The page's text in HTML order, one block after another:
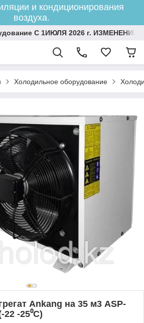
и кондиционирования
воздуха.
С 1ИЮЛЯ 2026 г.
Холодильное оборудование
Ankang на 35 м3 ASP-
22 -25⁰С)